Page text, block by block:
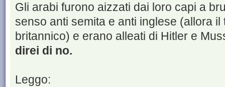
Gli arabi furono aizzati dai loro capi a
senso anti semita e anti inglese (allora
britannico) e erano alleati di Hitler e
direi di no.
Leggo: